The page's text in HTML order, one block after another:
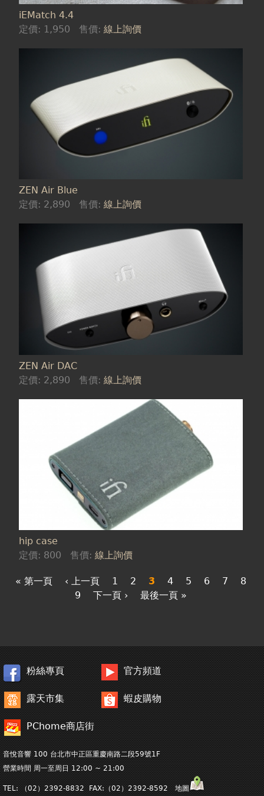
iEMatch 4.4
定價: 1,950 售價:線上詢價
ZEN Air Blue
定價: 2,890 售價:線上詢價
ZEN Air DAC
定價: 2,890 售價:線上詢價
hip case
定價: 800 售價:線上詢價
« 第一頁 ‹ 上一頁 1 2 3 4 5 6 7
8
9
下一頁 › 最後一頁 »
粉絲專頁 官方頻道
露天市集 蝦皮購物
PChome商店街
音悅音響 100 台北市中正區重慶南路二段59號1F
營業時間 周一至周日 12:00 ~ 21:00
TEL: （02）2392-8832 FAX:（02）2392-8592 地圖